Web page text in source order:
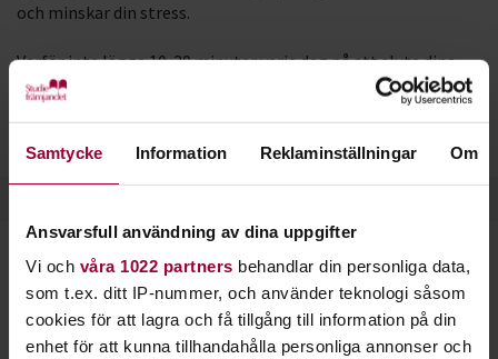
Samtycke Information Reklaminställningar Om
Ansvarsfull användning av dina uppgifter
Vi och våra 1022 partners behandlar din personliga data,
som t.ex. ditt IP-nummer, och använder teknologi såsom
cookies för att lagra och få tillgång till information på din
enhet för att kunna tillhandahålla personliga annonser och
och minskar din stress.
Varför inte lägga 10-30 minuter varje dag på att sluta dina
ögon, gå in i dig själva och stäng ute allt annat för en stund?
Starta en studiecirkel!
Lär dig tillsammans med andra genom att starta en
studiecirkel hos Studiefrämjandet.